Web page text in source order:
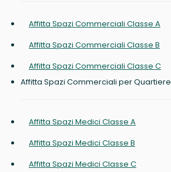
Affitta Spazi Commerciali Classe A
Affitta Spazi Commerciali Classe B
Affitta Spazi Commerciali Classe C
Affitta Spazi Commerciali per Quartiere
Affitta Spazi Medici Classe A
Affitta Spazi Medici Classe B
Affitta Spazi Medici Classe C